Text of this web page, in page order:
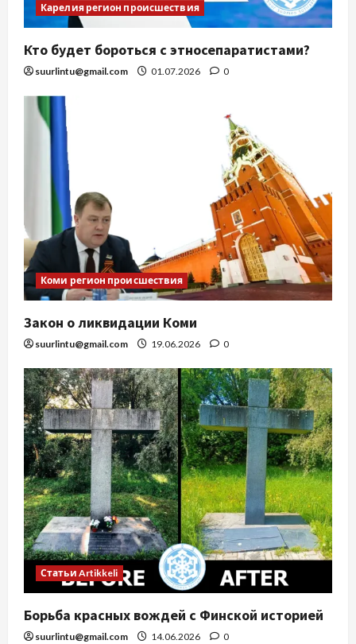
Карелия регион происшествия
Кто будет бороться с этносепаратистами?
suurlintu@gmail.com 01.07.2026 0
Коми регион происшествия
Закон о ликвидации Коми
suurlintu@gmail.com 19.06.2026 0
Статьи Artikkeli
Борьба красных вождей с Финской историей
suurlintu@gmail.com 14.06.2026 0